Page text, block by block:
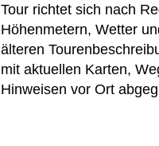
Tour richtet sich nach
Höhenmetern, Wetter
älteren
mit aktuellen Karten,
Hinweisen vor Ort